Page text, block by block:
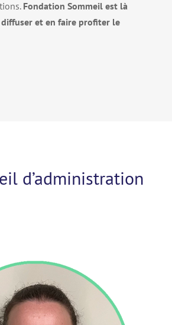
Fondation Sommeil est là
et en faire profiter le
d’administration